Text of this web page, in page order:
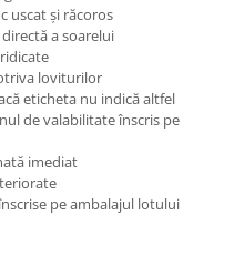
uscat și răcoros
a soarelui
loviturilor
eticheta nu indică altfel
de valabilitate înscris pe
imediat
pe ambalajul lotului